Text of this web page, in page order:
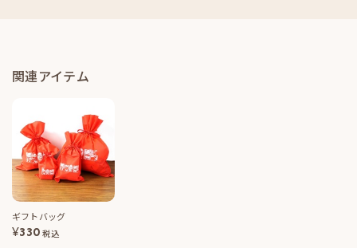
関連アイテム
ギフトバッグ
¥330 税込